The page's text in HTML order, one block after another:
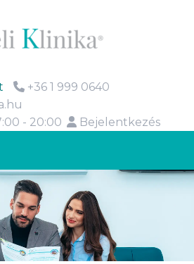
+36 1 999 0640
- 20:00
Bejelentkezés